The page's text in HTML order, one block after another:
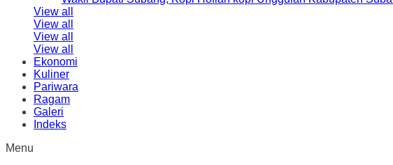
View all
View all
View all
View all
Ekonomi
Kuliner
Pariwara
Ragam
Galeri
Indeks
Menu